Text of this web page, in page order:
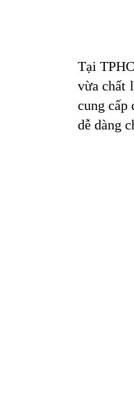
Tại
vừa chất
cung cấp
dễ dàng